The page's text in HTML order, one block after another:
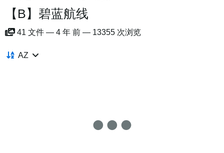
【B】碧蓝航线
41 文件 — 4 年 前 — 13355 次浏览
AZ